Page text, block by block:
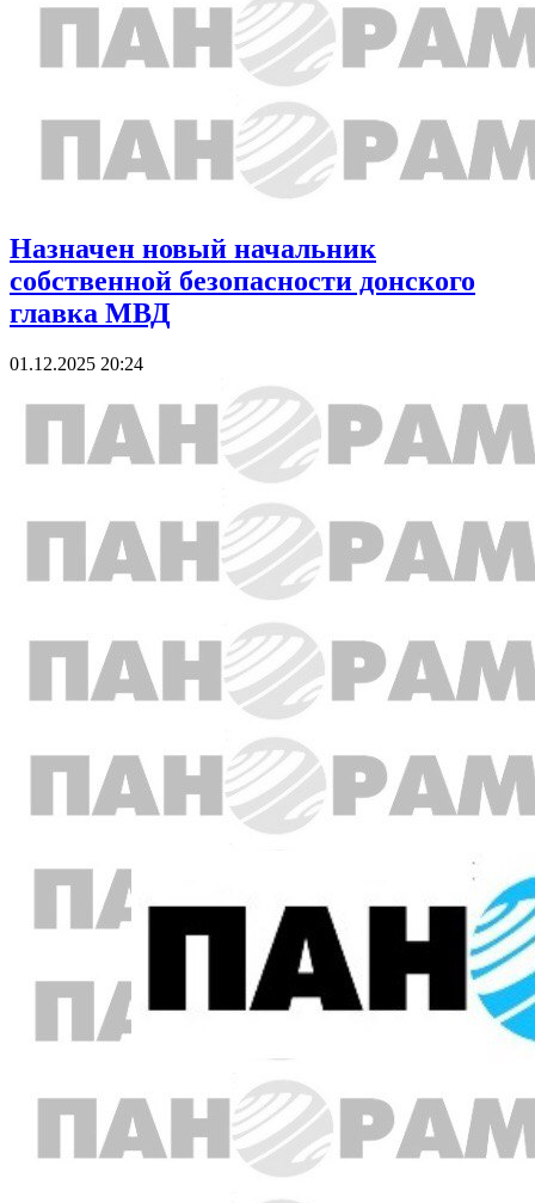
Назначен новый начальник
собственной безопасности донского
главка МВД
01.12.2025 20:24